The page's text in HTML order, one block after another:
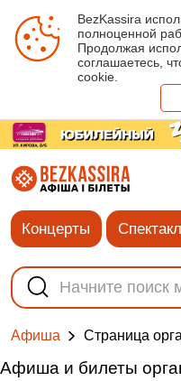
BezKassira
полноценной
Продолжая
соглашаетесь,
cookie.
Концерты
Афиша Cтраница
Афиша и билеты